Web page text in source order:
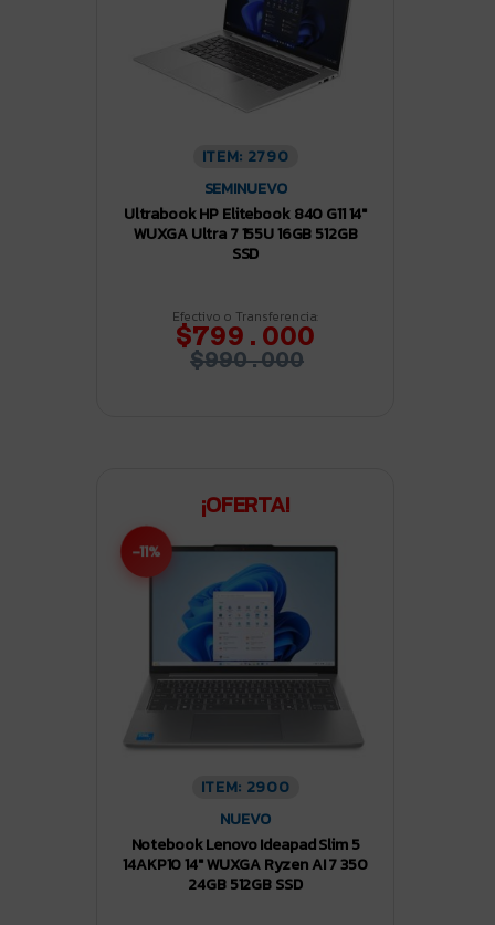
ITEM: 2790
SEMINUEVO
Ultrabook HP Elitebook 840 G11 14″
WUXGA Ultra 7 155U 16GB 512GB
SSD
Efectivo o Transferencia:
$799.000
$990.000
¡OFERTA!
-11%
ITEM: 2900
NUEVO
Notebook Lenovo Ideapad Slim 5
14AKP10 14″ WUXGA Ryzen AI 7 350
24GB 512GB SSD